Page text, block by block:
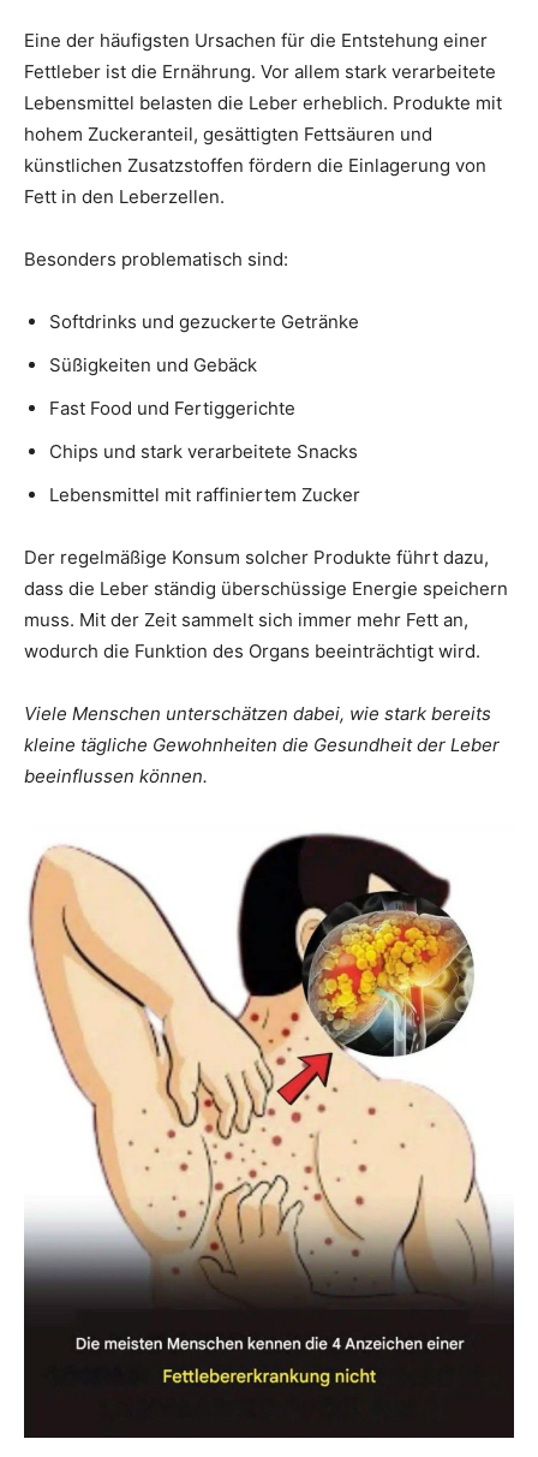
Eine der häufigsten Ursachen für die Entstehung einer
Fettleber ist die Ernährung. Vor allem stark verarbeitete
Lebensmittel belasten die Leber erheblich. Produkte mit
hohem Zuckeranteil, gesättigten Fettsäuren und
künstlichen Zusatzstoffen fördern die Einlagerung von
Fett in den Leberzellen.
Besonders problematisch sind:
Softdrinks und gezuckerte Getränke
Süßigkeiten und Gebäck
Fast Food und Fertiggerichte
Chips und stark verarbeitete Snacks
Lebensmittel mit raffiniertem Zucker
Der regelmäßige Konsum solcher Produkte führt dazu,
dass die Leber ständig überschüssige Energie speichern
muss. Mit der Zeit sammelt sich immer mehr Fett an,
wodurch die Funktion des Organs beeinträchtigt wird.
Viele Menschen unterschätzen dabei, wie stark bereits
kleine tägliche Gewohnheiten die Gesundheit der Leber
beeinflussen können.